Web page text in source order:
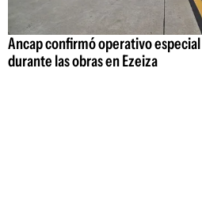
Ancap confirmó operativo
durante las obras en Ezeiza